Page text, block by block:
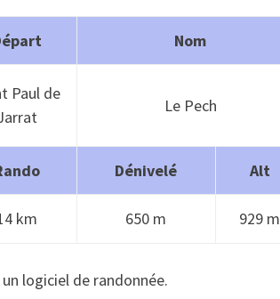
Nom
Paul de
Le Pech
Dénivelé Alt
km 650 m 929 m
logiciel de randonnée.